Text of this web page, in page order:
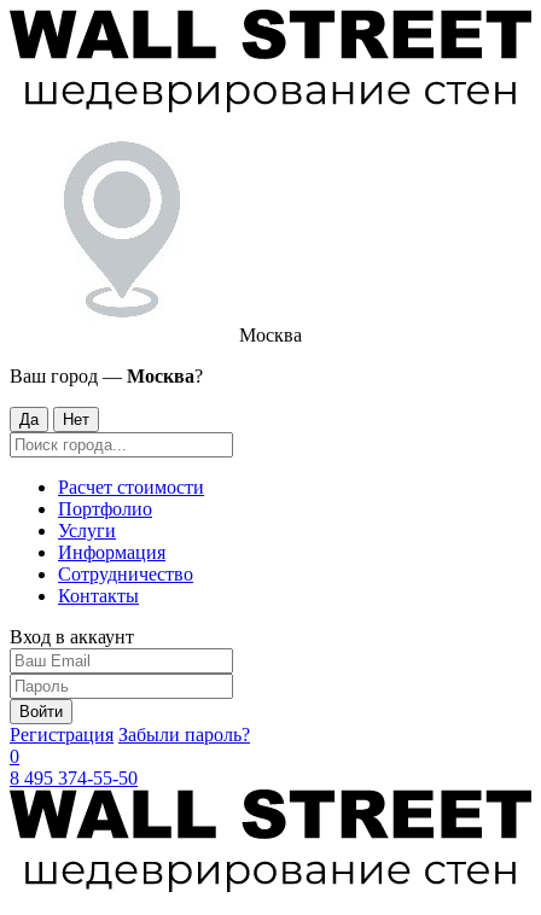
Москва
Ваш город — Москва?
Да Нет
Расчет стоимости
Портфолио
Услуги
Информация
Сотрудничество
Контакты
Вход в аккаунт
Войти
Регистрация Забыли пароль?
0
8 495 374-55-50